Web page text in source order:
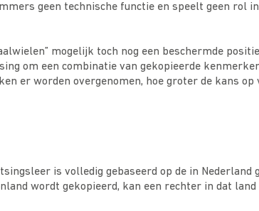
geen technische functie en speelt geen rol
mogelijk toch nog een beschermde
om een combinatie van gekopieerde
er worden overgenomen, hoe groter de kans
is volledig gebaseerd op de in Nederland
wordt gekopieerd, kan een rechter in dat land